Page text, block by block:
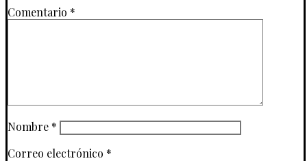
Comentario *
Nombre *
Correo electrónico *